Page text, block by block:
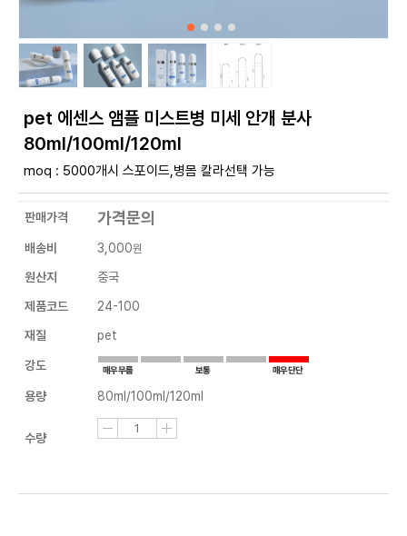
pet 에센스 앰플 미스트병 미세 안개 분사
80ml/100ml/120ml
moq : 5000개시 스포이드,병몸 칼라선택 가능
판매가격 가격문의
배송비 3,000원
원산지
중국
제품코드
24-100
재질
pet
강도
용량 80ml/100ml/120ml
수량